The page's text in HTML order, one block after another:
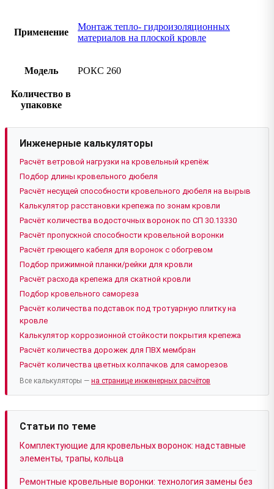
Применение
Монтаж тепло- гидроизоляционных
материалов на плоской кровле
Модель РОКС 260
Количество в
упаковке
Инженерные калькуляторы
Расчёт ветровой нагрузки на кровельный крепёж
Подбор длины кровельного дюбеля
Расчёт несущей способности кровельного дюбеля на вырыв
Калькулятор расстановки крепежа по зонам кровли
Расчёт количества водосточных воронок по СП 30.13330
Расчёт пропускной способности кровельной воронки
Расчёт греющего кабеля для воронок с обогревом
Подбор прижимной планки/рейки для кровли
Расчёт расхода крепежа для скатной кровли
Подбор кровельного самореза
Расчёт количества подставок под тротуарную плитку на
кровле
Калькулятор коррозионной стойкости покрытия крепежа
Расчёт количества дорожек для ПВХ мембран
Расчёт количества цветных колпачков для саморезов
Все калькуляторы — на странице инженерных расчётов
Статьи по теме
Комплектующие для кровельных воронок: надставные
элементы, трапы, кольца
Ремонтные кровельные воронки: технология замены без